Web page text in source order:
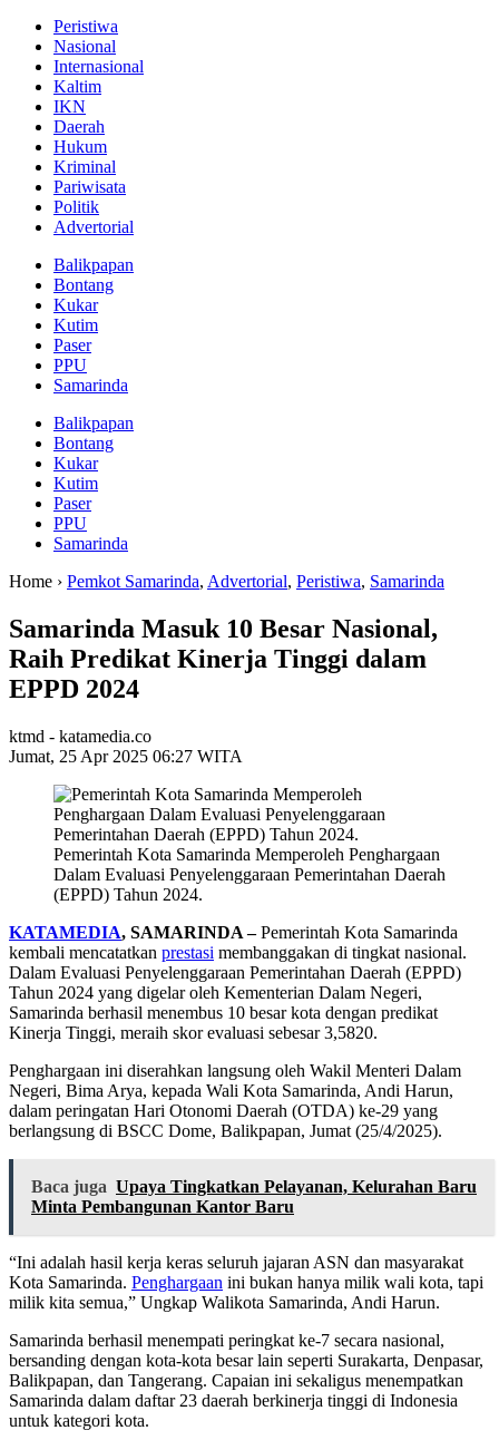
Peristiwa
Nasional
Internasional
Kaltim
IKN
Daerah
Hukum
Kriminal
Pariwisata
Politik
Advertorial
Balikpapan
Bontang
Kukar
Kutim
Paser
PPU
Samarinda
Balikpapan
Bontang
Kukar
Kutim
Paser
PPU
Samarinda
Home › Pemkot Samarinda, Advertorial, Peristiwa, Samarinda
Samarinda Masuk 10 Besar Nasional,
Raih Predikat Kinerja Tinggi dalam
EPPD 2024
ktmd - katamedia.co
Jumat, 25 Apr 2025 06:27 WITA
Pemerintah Kota Samarinda Memperoleh Penghargaan
Dalam Evaluasi Penyelenggaraan Pemerintahan Daerah
(EPPD) Tahun 2024.
KATAMEDIA, SAMARINDA –Pemerintah Kota Samarinda
kembali mencatatkan prestasi membanggakan di tingkat nasional.
Dalam Evaluasi Penyelenggaraan Pemerintahan Daerah (EPPD)
Tahun 2024 yang digelar oleh Kementerian Dalam Negeri,
Samarinda berhasil menembus 10 besar kota dengan predikat
Kinerja Tinggi, meraih skor evaluasi sebesar 3,5820.
Penghargaan ini diserahkan langsung oleh Wakil Menteri Dalam
Negeri, Bima Arya, kepada Wali Kota Samarinda, Andi Harun,
dalam peringatan Hari Otonomi Daerah (OTDA) ke-29 yang
berlangsung di BSCC Dome, Balikpapan, Jumat (25/4/2025).
Baca juga Upaya Tingkatkan Pelayanan, Kelurahan Baru
Minta Pembangunan Kantor Baru
“Ini adalah hasil kerja keras seluruh jajaran ASN dan masyarakat
Kota Samarinda. Penghargaan ini bukan hanya milik wali kota, tapi
milik kita semua,” Ungkap Walikota Samarinda, Andi Harun.
Samarinda berhasil menempati peringkat ke-7 secara nasional,
bersanding dengan kota-kota besar lain seperti Surakarta, Denpasar,
Balikpapan, dan Tangerang. Capaian ini sekaligus menempatkan
Samarinda dalam daftar 23 daerah berkinerja tinggi di Indonesia
untuk kategori kota.